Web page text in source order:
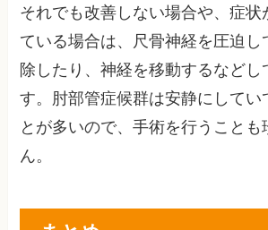
それでも改善しない場合や、症状
ている場合は、尺骨神経を圧迫し
除したり、神経を移動するなどし
す。肘部管症候群は安静にしてい
とが多いので、手術を行うこと
ん。